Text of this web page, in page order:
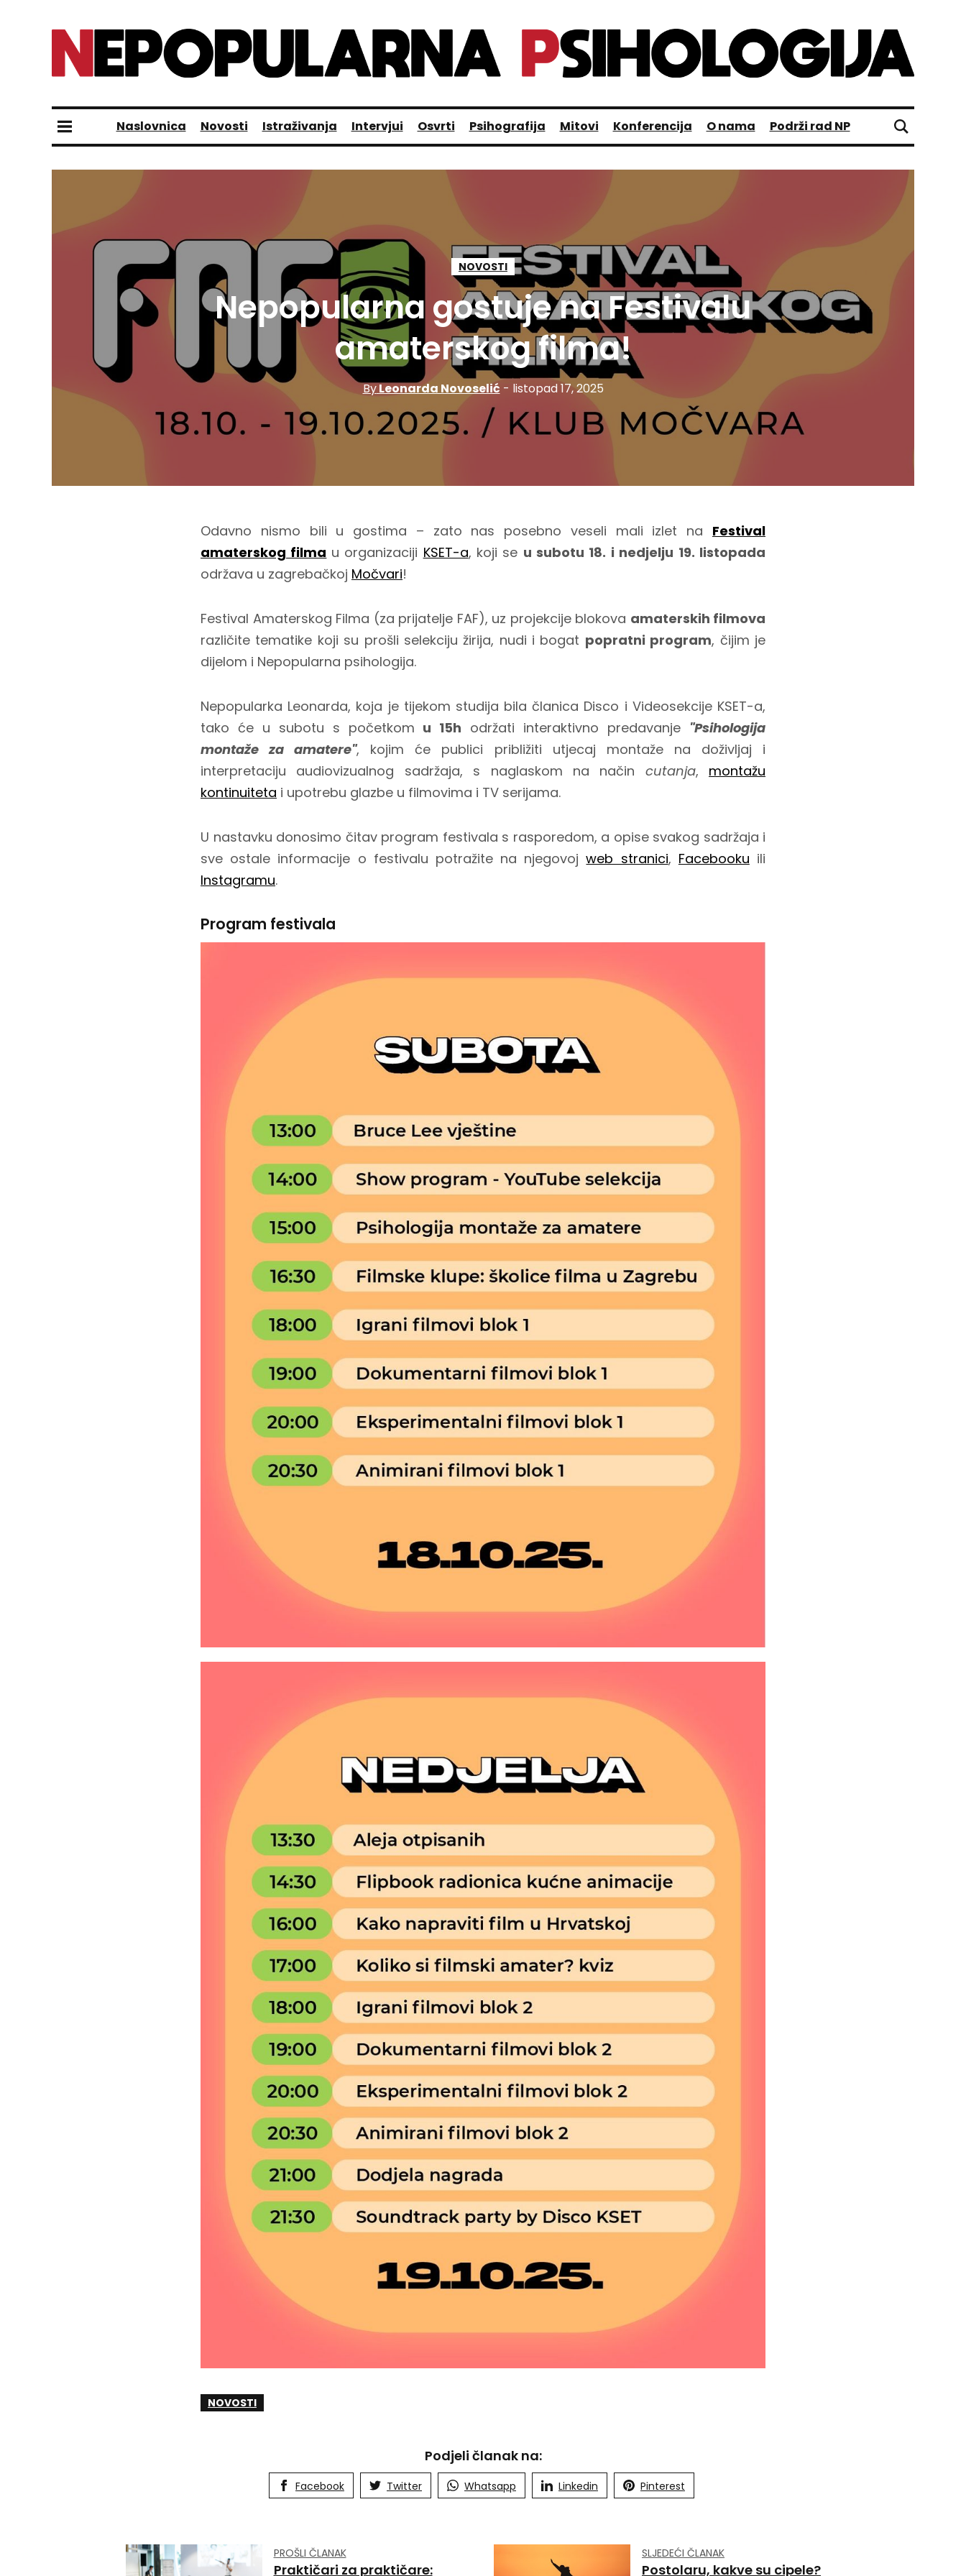
Naslovnica Novosti Istraživanja Intervjui Osvrti Psihografija Mitovi Konferencija O nama Podrži rad NP
NOVOSTI
Nepopularna gostuje na Festivalu
amaterskog filma!
ByLeonarda Novoselić - listopad 17, 2025
Odavno nismo bili u gostima – zato nas posebno veseli mali izlet na Festival
amaterskog filma u organizaciji KSET-a, koji se u subotu 18. i nedjelju 19. listopada
održava u zagrebačkoj Močvari!
Festival Amaterskog Filma (za prijatelje FAF), uz projekcije blokova amaterskih filmova
različite tematike koji su prošli selekciju žirija, nudi i bogat popratni program, čijim je
dijelom i Nepopularna psihologija.
Nepopularka Leonarda, koja je tijekom studija bila članica Disco i Videosekcije KSET-a,
tako će u subotu s početkom u 15h održati interaktivno predavanje "Psihologija
montaže za amatere", kojim će publici približiti utjecaj montaže na doživljaj i
interpretaciju audiovizualnog sadržaja, s naglaskom na način cutanja, montažu
kontinuiteta i upotrebu glazbe u filmovima i TV serijama.
U nastavku donosimo čitav program festivala s rasporedom, a opise svakog sadržaja i
sve ostale informacije o festivalu potražite na njegovojweb stranici, Facebooku ili
Instagramu.
Program festivala
NOVOSTI
Podjeli članak na:
Facebook Twitter Whatsapp Linkedin Pinterest
PROŠLI ČLANAK
Praktičari za praktičare:
SLJEDEĆI ČLANAK
Postolaru, kakve su cipele?